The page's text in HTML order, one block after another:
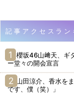
記事アクセスラン
櫻坂46山﨑天、ギ
ー堂々の開会宣言
山田涼介、香水をま
です、僕（笑）」